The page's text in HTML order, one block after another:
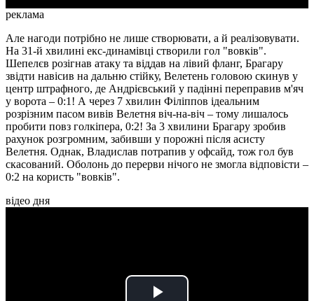
реклама
Але нагоди потрібно не лише створювати, а й реалізовувати.
На 31-й хвилині екс-динамівці створили гол "вовків".
Шепелєв розігнав атаку та віддав на лівий фланг, Брагару
звідти навісив на дальню стійку, Велетень головою скинув у
центр штрафного, де Андрієвський у падінні переправив м'яч
у ворота – 0:1! А через 7 хвилин Філіппов ідеальним
розрізним пасом вивів Велетня віч-на-віч – тому лишалось
пробити повз голкіпера, 0:2! За 3 хвилини Брагару зробив
рахунок розгромним, забивши у порожні після асисту
Велетня. Однак, Владислав потрапив у офсайд, тож гол був
скасований. Оболонь до перерви нічого не змогла відповісти –
0:2 на користь "вовків".
відео дня